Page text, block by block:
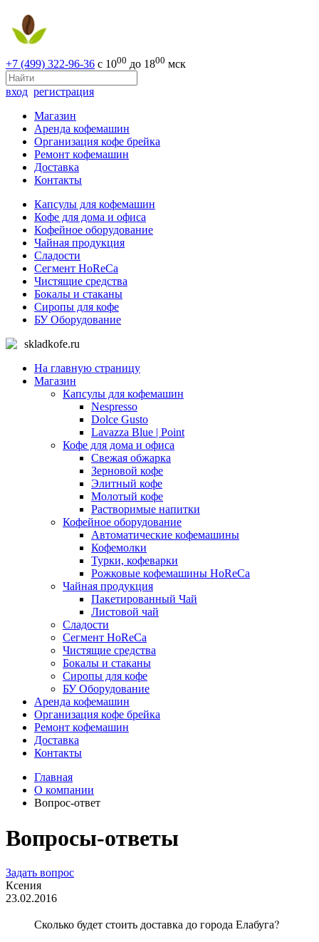
+7 (499) 322-96-36 с 1000 до 1800 мск
вход регистрация
Магазин
Аренда кофемашин
Организация кофе брейка
Ремонт кофемашин
Доставка
Контакты
Капсулы для кофемашин
Кофе для дома и офиса
Кофейное оборудование
Чайная продукция
Сладости
Сегмент HoReCa
Чистящие средства
Бокалы и стаканы
Сиропы для кофе
БУ Оборудование
skladkofe.ru
На главную страницу
Магазин
Капсулы для кофемашин
Nespresso
Dolce Gusto
Lavazza Blue | Point
Кофе для дома и офиса
Свежая обжарка
Зерновой кофе
Элитный кофе
Молотый кофе
Растворимые напитки
Кофейное оборудование
Автоматические кофемашины
Кофемолки
Турки, кофеварки
Рожковые кофемашины HoReCa
Чайная продукция
Пакетированный Чай
Листовой чай
Сладости
Сегмент HoReCa
Чистящие средства
Бокалы и стаканы
Сиропы для кофе
БУ Оборудование
Аренда кофемашин
Организация кофе брейка
Ремонт кофемашин
Доставка
Контакты
Главная
О компании
Вопрос-ответ
Вопросы-ответы
Задать вопрос
Ксения
23.02.2016
Сколько будет стоить доставка до города Елабуга?